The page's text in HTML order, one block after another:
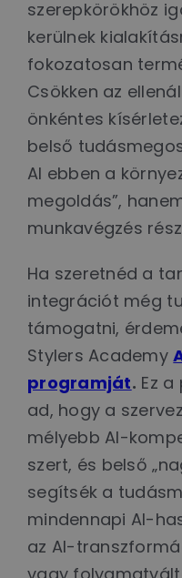
szerepkörökhöz
kerülnek
fokozatosan
Csökken az
önkéntes
belső
AI ebben a
megoldás”,
munkavégzés
Ha szeretnéd a
integrációt még
támogatni,
Stylers Academy
programját. Ez
ad, hogy a
mélyebb AI-
szert, és belső
segítsék a
mindennapi AI-
az AI-